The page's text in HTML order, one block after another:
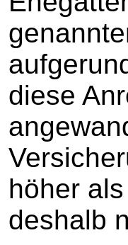
diese
höher
deshalb